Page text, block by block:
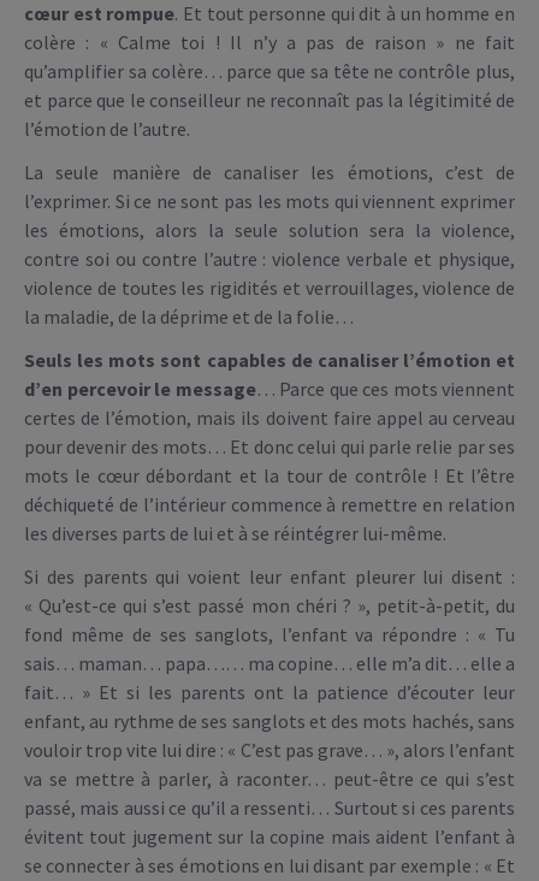
cœur est rompue. Et tout personne qui dit à un homme en
colère : « Calme toi ! Il n’y a pas de raison » ne fait
qu’amplifier sa colère… parce que sa tête ne contrôle plus,
et parce que le conseilleur ne reconnaît pas la légitimité de
l’émotion de l’autre.
La seule manière de canaliser les émotions, c’est de
l’exprimer. Si ce ne sont pas les mots qui viennent exprimer
les émotions, alors la seule solution sera la violence,
contre soi ou contre l’autre : violence verbale et physique,
violence de toutes les rigidités et verrouillages, violence de
la maladie, de la déprime et de la folie…
Seuls les mots sont capables de canaliser l’émotion et
d’en percevoir le message… Parce que ces mots viennent
certes de l’émotion, mais ils doivent faire appel au cerveau
pour devenir des mots… Et donc celui qui parle relie par ses
mots le cœur débordant et la tour de contrôle ! Et l’être
déchiqueté de l’intérieur commence à remettre en relation
les diverses parts de lui et à se réintégrer lui-même.
Si des parents qui voient leur enfant pleurer lui disent :
« Qu’est-ce qui s’est passé mon chéri ? », petit-à-petit, du
fond même de ses sanglots, l’enfant va répondre : « Tu
sais… maman… papa…… ma copine… elle m’a dit… elle a
fait… » Et si les parents ont la patience d’écouter leur
enfant, au rythme de ses sanglots et des mots hachés, sans
vouloir trop vite lui dire : « C’est pas grave… », alors l’enfant
va se mettre à parler, à raconter… peut-être ce qui s’est
passé, mais aussi ce qu’il a ressenti… Surtout si ces parents
évitent tout jugement sur la copine mais aident l’enfant à
se connecter à ses émotions en lui disant par exemple : « Et